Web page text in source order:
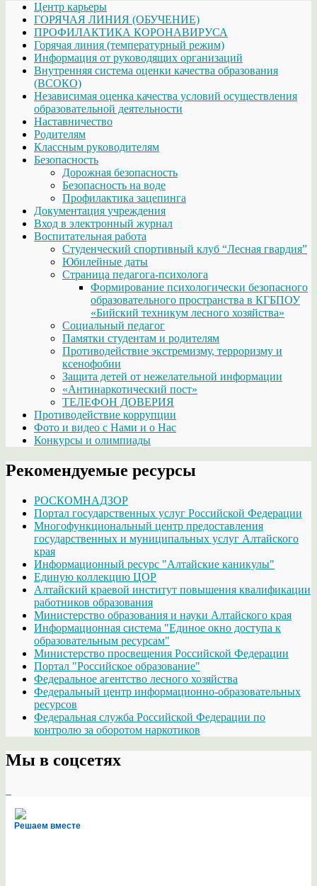
Центр карьеры
ГОРЯЧАЯ ЛИНИЯ (ОБУЧЕНИЕ)
ПРОФИЛАКТИКА КОРОНАВИРУСА
Горячая линия (температурный режим)
Информация от руководящих организаций
Внутренняя система оценки качества образования
(ВСОКО)
Независимая оценка качества условий осуществления
образовательной деятельности
Наставничество
Родителям
Классным руководителям
Безопасность
Дорожная безопасность
Безопасность на воде
Профилактика зацепинга
Документация учреждения
Вход в электронный журнал
Воспитательная работа
Студенческий спортивный клуб “Лесная гвардия”
Юбилейные даты
Страница педагога-психолога
Формирование психологически безопасного
образовательного пространства в КГБПОУ
«Бийский техникум лесного хозяйства»
Социальный педагог
Памятки студентам и родителям
Противодействие экстремизму, терроризму и
ксенофобии
Защита детей от нежелательной информации
«Антинаркотический пост»
ТЕЛЕФОН ДОВЕРИЯ
Противодействие коррупции
Фото и видео с Нами и о Нас
Конкурсы и олимпиады
Рекомендуемые ресурсы
РОСКОМНАДЗОР
Портал государственных услуг Российской Федерации
Многофункциональный центр предоставления
государственных и муниципальных услуг Алтайского
края
Информационный ресурс "Алтайские каникулы"
Единую коллекцию ЦОР
Алтайский краевой институт повышения квалификации
работников образования
Министерство образования и науки Алтайского края
Информационная система "Единое окно доступа к
образовательным ресурсам"
Министерство просвещения Российской Федерации
Портал "Российское образование"
Федеральное агентство лесного хозяйства
Федеральный центр информационно-образовательных
ресурсов
Федеральная служба Российской Федерации по
контролю за оборотом наркотиков
Мы в соцсетях
Решаем вместе